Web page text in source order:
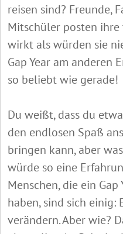
reisen sind? Freunde,
Mitschüler posten
wirkt als würden sie
Gap Year am anderen
so beliebt wie gerade!
Du weißt, dass du
den endlosen Spaß
bringen kann, aber
würde so eine
Menschen, die ein
haben, sind sich einig:
verändern. Aber wie?